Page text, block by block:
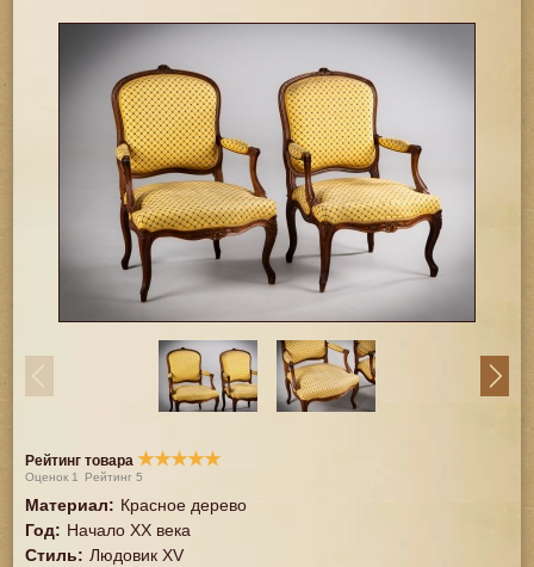
Рейтинг товара ★★★★★
Оценок 1 Рейтинг5
Материал: Красное дерево
Год: Начало XX века
Стиль: Людовик XV